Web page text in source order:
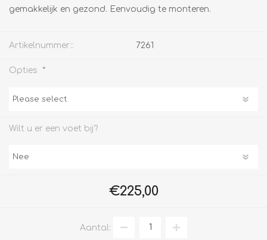
gemakkelijk en gezond. Eenvoudig te monteren.
Artikelnummer:: 7261
Opties *
Wilt u er een voet bij?
€225,00
Aantal: